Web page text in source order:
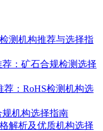
测机构推荐与选择指
：矿石合规检测选择
荐：RoHS检测机构选
规机构选择指南
解析及优质机构选择